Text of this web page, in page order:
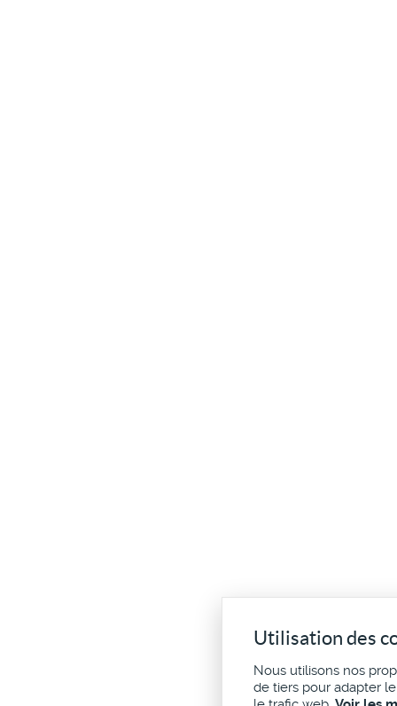
Utilisation des
Nous utilisons nos
de tiers pour adapter